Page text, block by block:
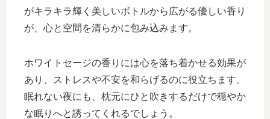
がキラキラ輝く美しいボトルから広がる優しい香り
が、心と空間を清らかに包み込みます。
ホワイトセージの香りには心を落ち着かせる効果が
あり、ストレスや不安を和らげるのに役立ちます。
眠れない夜にも、枕元にひと吹きするだけで穏やか
な眠りへと誘ってくれるでしょう。